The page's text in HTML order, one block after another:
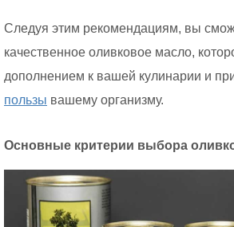
Следуя этим рекомендациям, вы
качественное оливковое масло,
дополнением к вашей кулинарии и
пользы вашему организму.
Основные критерии выбора